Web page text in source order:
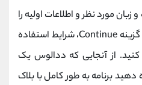
زبان مورد نظر و اطلاعات اولیه را
تنظیم نمایید. با کلیک بر روی گزینه Continue، شرایط استفاده
از آنجایی که ددالوس یک
برنامه به‌ طور کامل با بلاک